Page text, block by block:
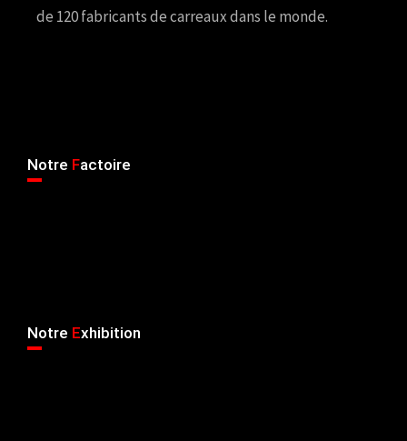
de 120 fabricants de carreaux dans le monde.
Notre Factoire
Notre Exhibition